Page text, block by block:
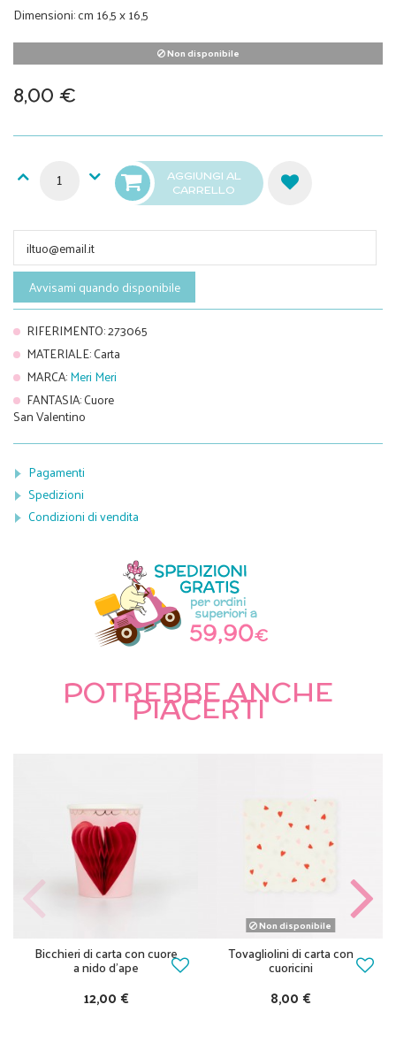
Dimensioni: cm 16,5 x 16,5
Non disponibile
8,00 €
AGGIUNGI AL
CARRELLO
Avvisami quando disponibile
RIFERIMENTO:273065
MATERIALE:Carta
MARCA:Meri Meri
FANTASIA:Cuore
San Valentino
Pagamenti
Spedizioni
Condizioni di vendita
POTREBBE ANCHE
PIACERTI
Bicchieri di carta con cuore
a nido d’ape
12,00 €
Non disponibile
Tovagliolini di carta con
cuoricini
8,00 €